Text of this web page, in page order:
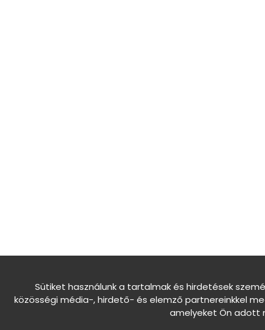
Sütiket használunk a tartalmak és hirdetések
közösségi média-, hirdető- és elemző partnereinkkel
amelyeket Ön adott